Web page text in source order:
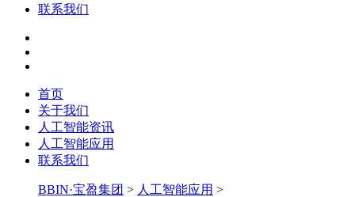
联系我们
首页
关于我们
人工智能资讯
人工智能应用
联系我们
BBIN·宝盈集团 > 人工智能应用 >